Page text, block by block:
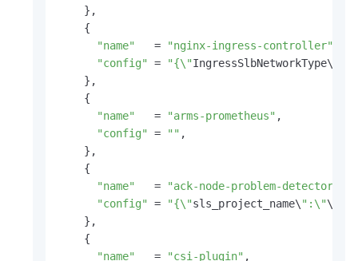
    },
    {
"name"
   =
"nginx-ingress-controller"
"config"
= "{\"IngressSlbNetworkType\
    },
    {
"name"
   =
"arms-prometheus" ,
"config"
= "" ,
    },
    {
"name"
   =
"ack-node-problem-detector"
"config"
= "{\"sls_project_name\ ":\"\
    },
    {
"name"
   =
"csi-plugin" ,